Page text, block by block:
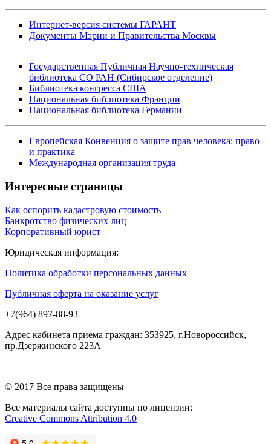
Интернет-версия системы ГАРАНТ
Документы Мэрии и Правительства Москвы
Государственная Публичная Научно-техническая
библиотека СО РАН (Сибирское отделение)
Библиотека конгресса США
Национальная библиотека Франции
Национальная библиотека Германии
Европейская Конвенция о защите прав человека: право
и практика
Международная организация труда
Интересные страницы
Как оспорить кадастровую стоимость
Банкротство физических лиц
Корпоративный юрист
Юридическая информация:
Политика обработки персональных данных
Публичная оферта на оказание услуг
+7(964) 897-88-93
Адрес кабинета приема граждан: 353925, г.Новороссийск,
пр.Дзержинского 223А
© 2017 Все права защищены
Все материалы сайта доступны по лицензии:
Creative Commons Attribution 4.0